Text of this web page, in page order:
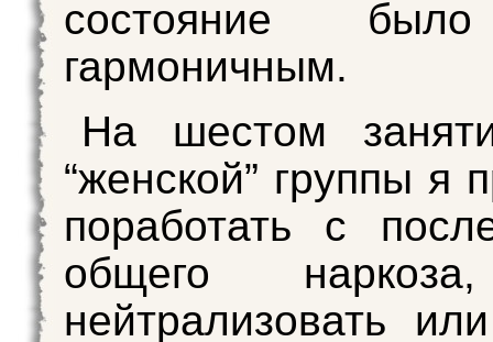
состояние
гармоничным.
На шестом
“женской” группы я
поработать с
общего
нейтрализовать